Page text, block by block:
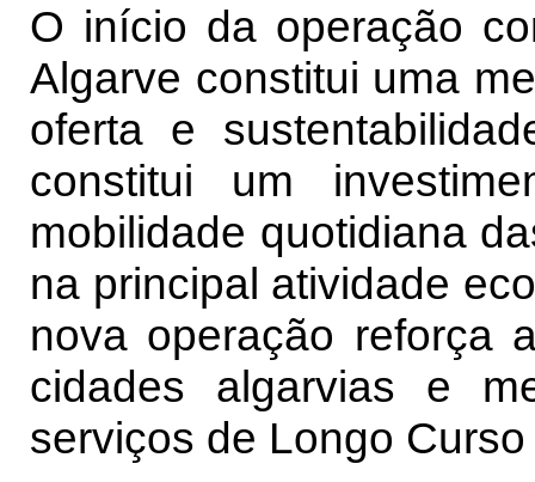
O início da operação
Algarve constitui uma
oferta e
constitui um
mobilidade quotidiana
na principal atividade
nova operação reforça
cidades algarvias e
serviços de Longo